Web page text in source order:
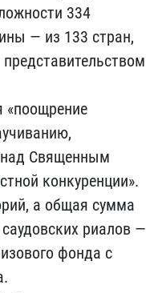
334
— из 133 стран,
«поощрение
Священным
конкуренции».
а общая сумма
риалов —
фонда с